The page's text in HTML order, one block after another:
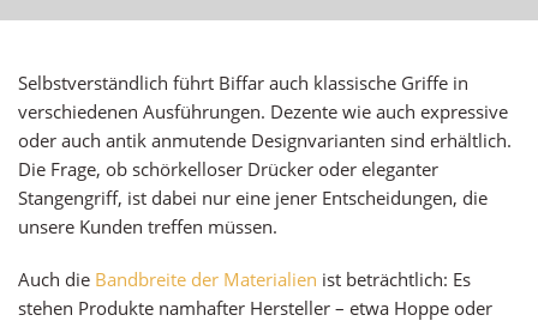
Selbstverständlich führt Biffar auch klassische Griffe in
verschiedenen Ausführungen. Dezente wie auch expressive
oder auch antik anmutende Designvarianten sind erhältlich.
Die Frage, ob schörkelloser Drücker oder eleganter
Stangengriff, ist dabei nur eine jener Entscheidungen, die
unsere Kunden treffen müssen.
Auch die Bandbreite der Materialien ist beträchtlich: Es
stehen Produkte namhafter Hersteller – etwa Hoppe oder